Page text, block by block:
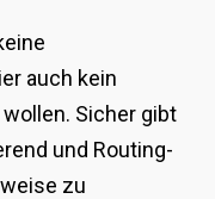
auch kein
Sicher gibt
und Routing-
zu